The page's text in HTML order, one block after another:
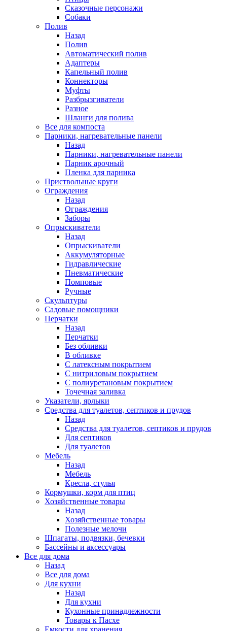
Сказочные персонажи
Собаки
Полив
Назад
Полив
Автоматический полив
Адаптеры
Капельный полив
Коннекторы
Муфты
Разбрызгиватели
Разное
Шланги для полива
Все для компоста
Парники, нагревательные панели
Назад
Парники, нагревательные панели
Парник арочный
Пленка для парника
Приствольные круги
Ограждения
Назад
Ограждения
Заборы
Опрыскиватели
Назад
Опрыскиватели
Аккумуляторные
Гидравлические
Пневматические
Помповые
Ручные
Скульптуры
Садовые помощники
Перчатки
Назад
Перчатки
Без обливки
В обливке
С латексным покрытием
С нитриловым покрытием
С полиуретановым покрытием
Точечная заливка
Указатели, ярлыки
Средства для туалетов, септиков и прудов
Назад
Средства для туалетов, септиков и прудов
Для септиков
Для туалетов
Мебель
Назад
Мебель
Кресла, стулья
Кормушки, корм для птиц
Хозяйственные товары
Назад
Хозяйственные товары
Полезные мелочи
Шпагаты, подвязки, бечевки
Бассейны и аксессуары
Все для дома
Назад
Все для дома
Для кухни
Назад
Для кухни
Кухонные принадлежности
Товары к Пасхе
Емкости для хранения